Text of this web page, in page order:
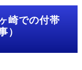
崎での付帯
）